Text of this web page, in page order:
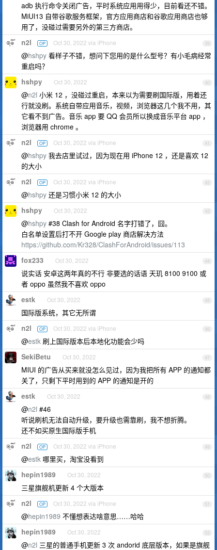
adb 执行命令关闭广告，平时系统应用用得少，目前看还不错。
MiUI13 自带谷歌服务框架，官方应用商店和谷歌应用商店也够
用了，没碰过需要另外的第三方商店。
39
n2l OP Oct 30, 2022 via iPhone
@hshpy 看样子不错，想问下您用的是什么型号？有小毛病经常
重启吗？
40
hshpy Oct 30, 2022
@n2l 小米 12 ，没碰过重启，本来以为需要刷国际版，用着还
行就没刷。系统自带应用音乐，视频，浏览器这几个我不用，其
它看不到广告。音乐 app 要 QQ 会员所以换成音乐平台 app ，
浏览器用 chrome 。
41
n2l OP Oct 30, 2022 via iPhone
@hshpy 我去店里试过，因为现在用 iPhone 12 ，还是喜欢 12
的大小
42
n2l OP Oct 30, 2022 via iPhone
@hshpy 还是习惯小米 12 的大小
43
hshpy Oct 30, 2022
@hshpy #38 Clash for Android 名字打错了，囧。
白名单设置后打不开 Google play 商店解决方法
https://github.com/Kr328/ClashForAndroid/issues/113
44
fox233 Oct 30, 2022
说实话 安卓这两年真的不行 非要选的话语 天玑 8100 9100 或
者 oppo 虽然我不喜欢 oppo
45
estk Oct 30, 2022
国际版系统，其它无所谓
46
n2l OP Oct 30, 2022 via iPhone
@estk 刷上国际版本后本地化功能会少吗
47
SekiBetu Oct 30, 2022
MIUI 的广告从买来就没怎么见过，因为我把所有 APP 的通知都
关了，只剩下平时用到的 APP 的通知是开的
48
estk Oct 30, 2022
@n2l #46
听说刷机无法自动升级，要升级也需靠刷，我不想折腾。
还不如买原生国际版手机
49
n2l OP Oct 30, 2022 via iPhone
@estk 哪里买，淘宝没看到
50
hepin1989 Oct 30, 2022
三星旗舰机更新 4 个大版本
51
n2l OP Oct 30, 2022 via iPhone
@hepin1989 不懂想表达啥意思……哈哈
52
hepin1989 Oct 30, 2022
@n2l 三星的普通手机更新 3 次 andorid 底层版本，如果是旗舰